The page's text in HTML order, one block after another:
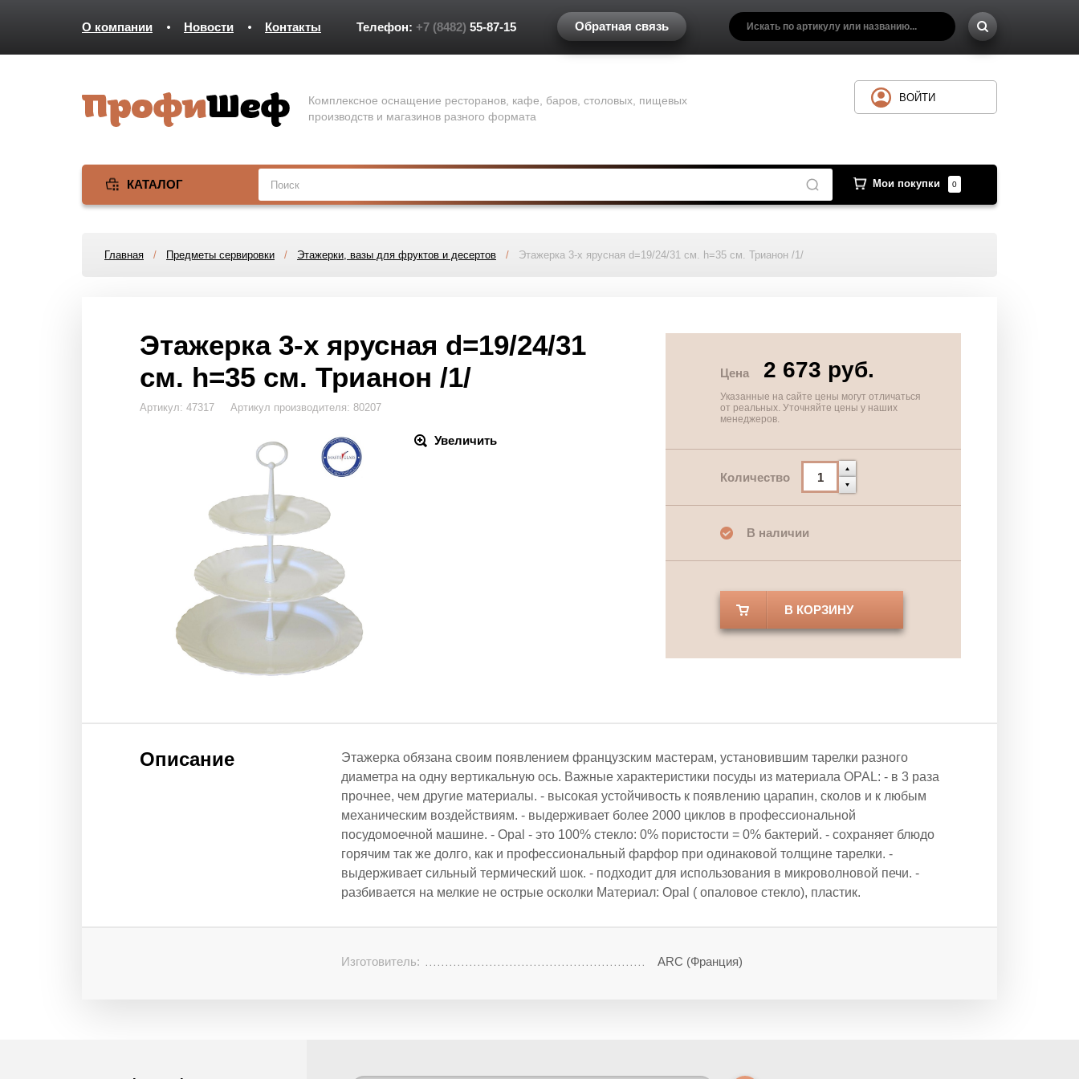
О компании Новости Контакты Телефон: +7 (8482) 55-87-15 Обратная связь
Комплексное оснащение ресторанов, кафе, баров, столовых, пищевых
производств и магазинов разного формата
КАТАЛОГ Мои покупки 0
ВОЙТИ
Главная / Предметы сервировки / Этажерки, вазы для фруктов и десертов / Этажерка 3-х ярусная d=19/24/31 см. h=35 см. Трианон /1/
Этажерка 3-х ярусная d=19/24/31
см. h=35 см. Трианон /1/
Артикул: 47317 Артикул производителя: 80207
Увеличить
Цена 2 673 руб.
Указанные на сайте цены могут отличаться
от реальных. Уточняйте цены у наших
менеджеров.
Количество
В наличии
В КОРЗИНУ
Описание
Этажерка обязана своим появлением французским мастерам, установившим тарелки разного
диаметра на одну вертикальную ось. Важные характеристики посуды из материала OPAL: - в 3 раза
прочнее, чем другие материалы. - высокая устойчивость к появлению царапин, сколов и к любым
механическим воздействиям. - выдерживает более 2000 циклов в профессиональной
посудомоечной машине. - Opal - это 100% стекло: 0% пористости = 0% бактерий. - сохраняет блюдо
горячим так же долго, как и профессиональный фарфор при одинаковой толщине тарелки. -
выдерживает сильный термический шок. - подходит для использования в микроволновой печи. -
разбивается на мелкие не острые осколки Материал: Opal ( опаловое стекло), пластик.
Изготовитель: ARC (Франция)